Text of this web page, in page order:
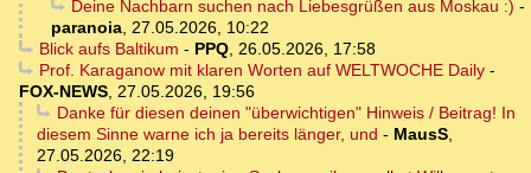
Deine Nachbarn suchen nach Liebesgrüßen aus Moskau :) -
paranoia 27.05.2026, 10:22
Blick aufs Baltikum - PPQ, 26.05.2026, 17:58
Prof. Karaganow mit klaren Worten auf WELTWOCHE Daily-
FOX-NEWS 27.05.2026, 19:56
Danke für diesen deinen "überwichtigen" Hinweis / Beitrag! In
diesem Sinne warne ich ja bereits länger, und - MausS
27.05.2026, 22:19